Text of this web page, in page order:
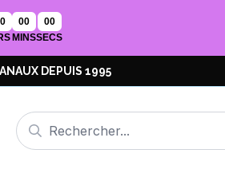
00
MINS
00
SECS
DEPUIS 1995